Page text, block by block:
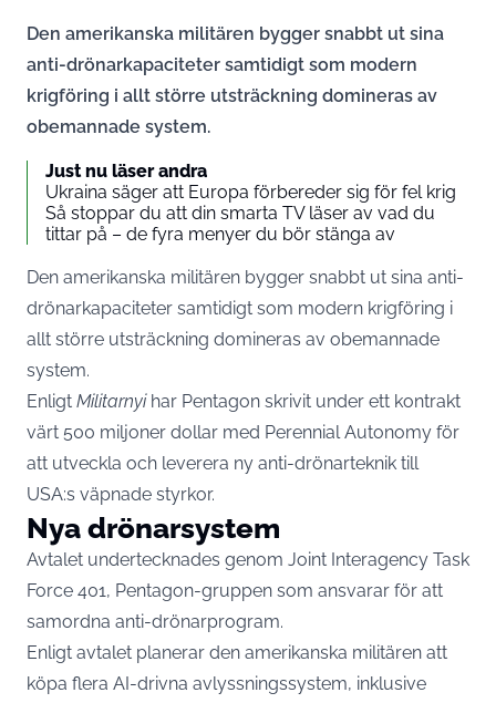
Den amerikanska militären bygger snabbt ut sina
anti-drönarkapaciteter samtidigt som modern
krigföring i allt större utsträckning domineras av
obemannade system.
Just nu läser andra
Ukraina säger att Europa förbereder sig för fel krig
Så stoppar du att din smarta TV läser av vad du
tittar på – de fyra menyer du bör stänga av
Den amerikanska militären bygger snabbt ut sina anti-
drönarkapaciteter samtidigt som modern krigföring i
allt större utsträckning domineras av obemannade
system.
Enligt Militarnyi har Pentagon skrivit under ett kontrakt
värt 500 miljoner dollar med Perennial Autonomy för
att utveckla och leverera ny anti-drönarteknik till
USA:s väpnade styrkor.
Nya drönarsystem
Avtalet undertecknades genom Joint Interagency Task
Force 401, Pentagon-gruppen som ansvarar för att
samordna anti-drönarprogram.
Enligt avtalet planerar den amerikanska militären att
köpa flera AI-drivna avlyssningssystem, inklusive